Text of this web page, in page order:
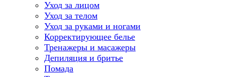
Уход за лицом
Уход за телом
Уход за руками и ногами
Корректирующее белье
Тренажеры и масажеры
Депиляция и бритье
Помада